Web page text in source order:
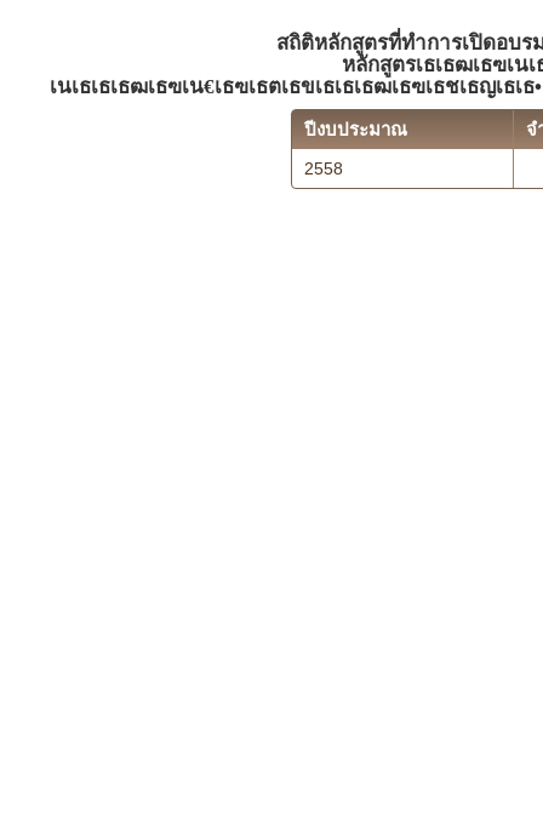
สถิติหลักสูตรที่ทำการเปิดอบ
หลักสูตรเธเธฒเธฃเนเ
เนเธเธเธฒเธฃเน€เธฃเธตเธขเธเธเธฒเธฃเธชเธญเธ
ปีงบประมาณ จ
2558